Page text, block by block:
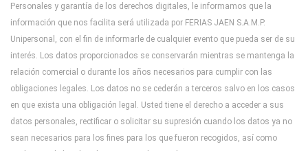
Personales y garantía de los derechos digitales, le informamos que la
información que nos facilita será utilizada por FERIAS JAEN S.A.M.P.
Unipersonal, con el fin de informarle de cualquier evento que pueda ser de su
interés. Los datos proporcionados se conservarán mientras se mantenga la
relación comercial o durante los años necesarios para cumplir con las
obligaciones legales. Los datos no se cederán a terceros salvo en los casos
en que exista una obligación legal. Usted tiene el derecho a acceder a sus
datos personales, rectificar o solicitar su supresión cuando los datos ya no
sean necesarios para los fines para los que fueron recogidos, así como